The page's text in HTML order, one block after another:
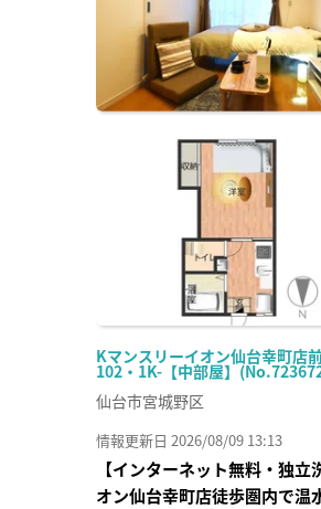
Kマンスリーイオン仙台幸町店
102・1K-【中部屋】
仙台市宮城野区
情報更新日 2026/08/09 13:13
【インターネット無料・独立
オン仙台幸町店徒歩圏内で温